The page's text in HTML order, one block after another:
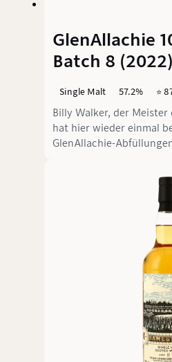
GlenAllachie
Batch 8 (2022)
Single Malt 57.2% ⭐️
Billy Walker, der Meister
hat hier wieder einmal
GlenAllachie-
und Oloroso-
Oak-Fässern tritt dieser
zeigen, was eine echte